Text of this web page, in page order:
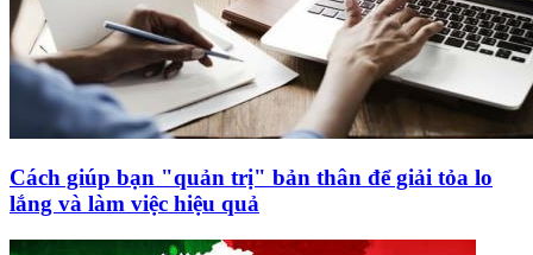
Cách giúp bạn "quản trị" bản thân để giải tỏa lo
lắng và làm việc hiệu quả